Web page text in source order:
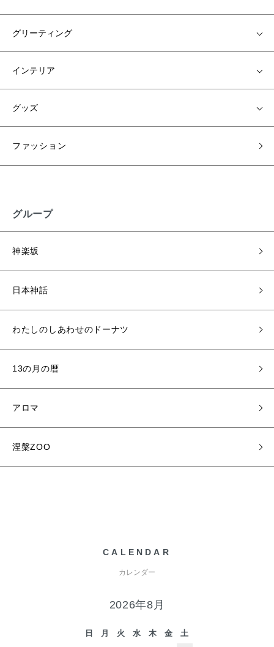
グリーティング
インテリア
グッズ
ファッション
グループ
神楽坂
日本神話
わたしのしあわせのドーナツ
13の月の暦
アロマ
涅槃ZOO
CALENDAR
カレンダー
2026年8月
日 月 火 水 木 金 土